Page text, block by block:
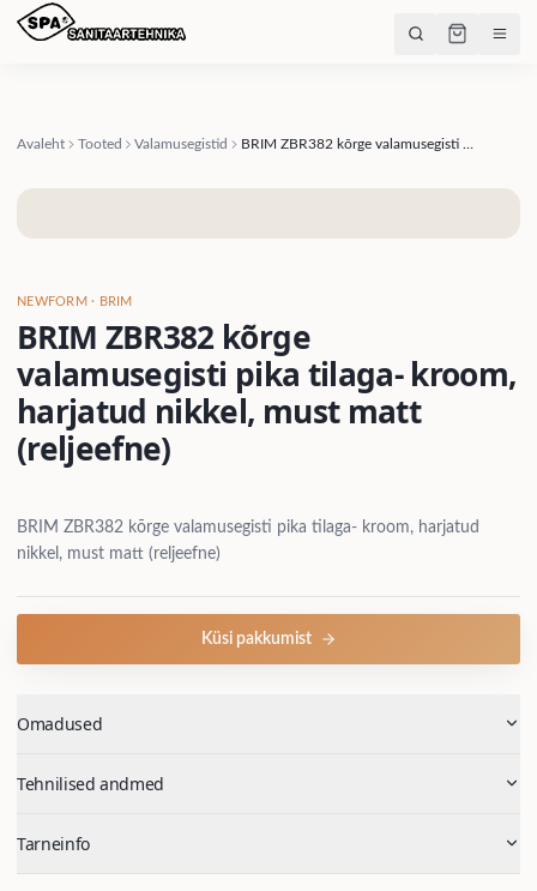
Avaleht Tooted Valamusegistid
NEWFORM · BRIM
BRIM ZBR382 kõrge
valamusegisti pika tilaga- kroom,
harjatud nikkel, must matt
(reljeefne)
BRIM ZBR382 kõrge valamusegisti pika tilaga- kroom, harjatud
nikkel, must matt (reljeefne)
Küsi pakkumist
Omadused
Tehnilised andmed
Tarneinfo